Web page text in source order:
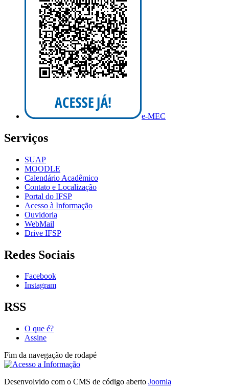
e-MEC
Serviços
SUAP
MOODLE
Calendário Acadêmico
Contato e Localização
Portal do IFSP
Acesso à Informação
Ouvidoria
WebMail
Drive IFSP
Redes Sociais
Facebook
Instagram
RSS
O que é?
Assine
Fim da navegação de rodapé
Desenvolvido com o CMS de código aberto Joomla